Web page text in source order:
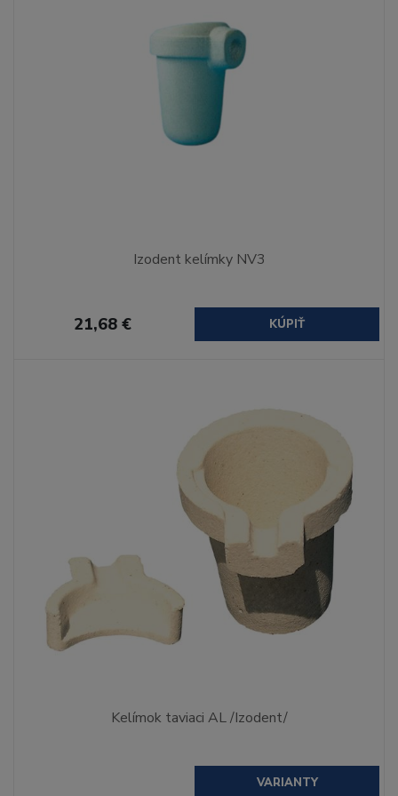
Izodent kelímky NV3
21,68 € KÚPIŤ
Kelímok taviaci AL /Izodent/
VARIANTY